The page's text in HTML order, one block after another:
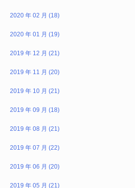
2020 年 02 月 (18)
2020 年 01 月 (19)
2019 年 12 月 (21)
2019 年 11 月 (20)
2019 年 10 月 (21)
2019 年 09 月 (18)
2019 年 08 月 (21)
2019 年 07 月 (22)
2019 年 06 月 (20)
2019 年 05 月 (21)